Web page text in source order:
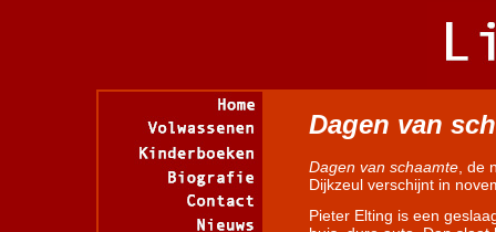
Dagen van
Dagen van schaamte , de
Dijkzeul verschijnt in
Pieter Elting is een